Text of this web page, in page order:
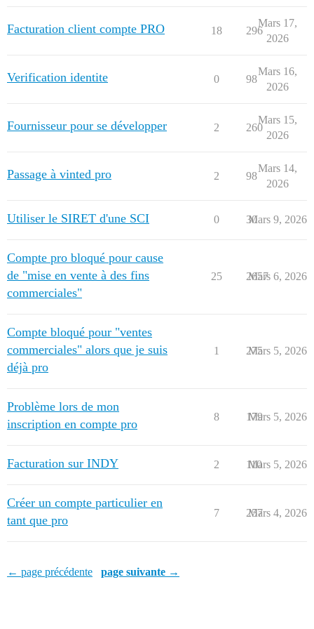
Facturation client compte PRO 18 296
Mars 17,
2026
Verification identite 0 98
Mars 16,
2026
Fournisseur pour se développer 2 260
Mars 15,
2026
Passage à vinted pro 2 98
Mars 14,
2026
Utiliser le SIRET d'une SCI 0 30
Mars 9, 2026
Compte pro bloqué pour cause
de "mise en vente à des fins
commerciales"
25 2657
Mars 6, 2026
Compte bloqué pour "ventes
commerciales" alors que je suis
déjà pro
1 275
Mars 5, 2026
Problème lors de mon
inscription en compte pro
8 179
Mars 5, 2026
Facturation sur INDY 2 110
Mars 5, 2026
Créer un compte particulier en
tant que pro
7 257
Mars 4, 2026
← page précédente page suivante →